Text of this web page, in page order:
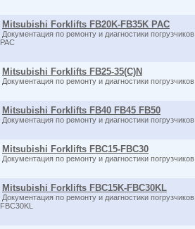
Mitsubishi Forklifts FB20K-FB35K PAC
Документация по ремонту и диагностики
PAC
Mitsubishi Forklifts FB25-35(C)N
Документация по ремонту и диагностики
Mitsubishi Forklifts FB40 FB45 FB50
Документация по ремонту и диагностики
Mitsubishi Forklifts FBC15-FBC30
Документация по ремонту и диагностики
Mitsubishi Forklifts FBC15K-FBC30KL
Документация по ремонту и диагностики
FBC30KL